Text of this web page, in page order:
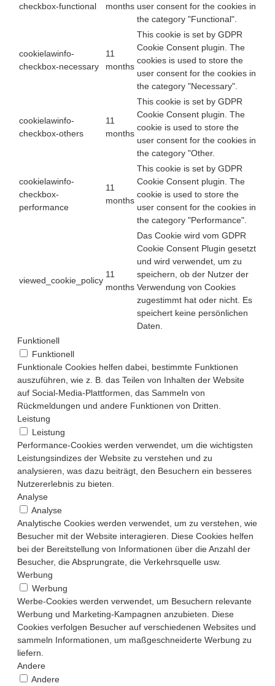
checkbox-functional
months user consent for the cookies in
the category "Functional".
cookielawinfo-
checkbox-necessary
11
months
This cookie is set by GDPR
Cookie Consent plugin. The
cookies is used to store the
user consent for the cookies in
the category "Necessary".
cookielawinfo-
checkbox-others
11
months
This cookie is set by GDPR
Cookie Consent plugin. The
cookie is used to store the
user consent for the cookies in
the category "Other.
cookielawinfo-
checkbox-
performance
11
months
This cookie is set by GDPR
Cookie Consent plugin. The
cookie is used to store the
user consent for the cookies in
the category "Performance".
viewed_cookie_policy
11
months
Das Cookie wird vom GDPR
Cookie Consent Plugin gesetzt
und wird verwendet, um zu
speichern, ob der Nutzer der
Verwendung von Cookies
zugestimmt hat oder nicht. Es
speichert keine persönlichen
Daten.
Funktionell
Funktionell
Funktionale Cookies helfen dabei, bestimmte Funktionen
auszuführen, wie z. B. das Teilen von Inhalten der Website
auf Social-Media-Plattformen, das Sammeln von
Rückmeldungen und andere Funktionen von Dritten.
Leistung
Leistung
Performance-Cookies werden verwendet, um die wichtigsten
Leistungsindizes der Website zu verstehen und zu
analysieren, was dazu beiträgt, den Besuchern ein besseres
Nutzererlebnis zu bieten.
Analyse
Analyse
Analytische Cookies werden verwendet, um zu verstehen, wie
Besucher mit der Website interagieren. Diese Cookies helfen
bei der Bereitstellung von Informationen über die Anzahl der
Besucher, die Absprungrate, die Verkehrsquelle usw.
Werbung
Werbung
Werbe-Cookies werden verwendet, um Besuchern relevante
Werbung und Marketing-Kampagnen anzubieten. Diese
Cookies verfolgen Besucher auf verschiedenen Websites und
sammeln Informationen, um maßgeschneiderte Werbung zu
liefern.
Andere
Andere